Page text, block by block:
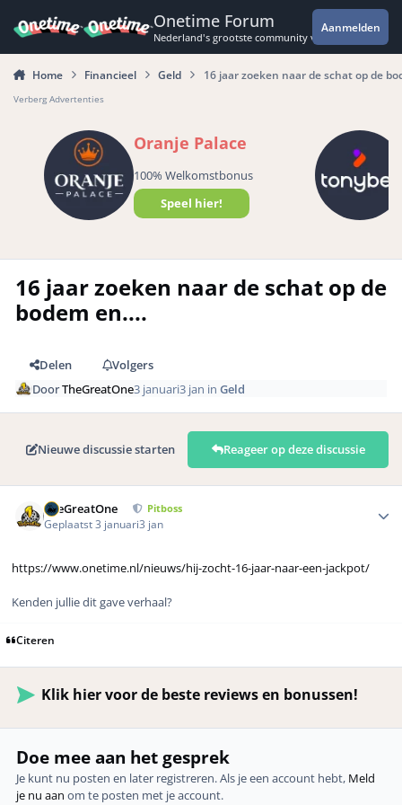
Onetime Forum
Nederland's grootste community voor de
Aanmelden
Home Financieel Geld 16 jaar zoeken naar de schat op de
Verberg Advertenties
Oranje Palace
100% Welkomstbonus
Speel hier!
16 jaar zoeken naar de schat op de
bodem en....
Delen
Volgers
DoorTheGreatOne3 januari3 jan inGeld
Nieuwe discussie starten Reageer op deze discussie
TheGreatOne Pitboss
Geplaatst 3 januari3 jan
https://www.onetime.nl/nieuws/hij-zocht-16-jaar-naar-een-jackpot/
Kenden jullie dit gave verhaal?
Citeren
Klik hier voor de beste reviews en bonussen!
Doe mee aan het gesprek
Je kunt nu posten en later registreren. Als je een account hebt, Meld
je nu aan om te posten met je account.